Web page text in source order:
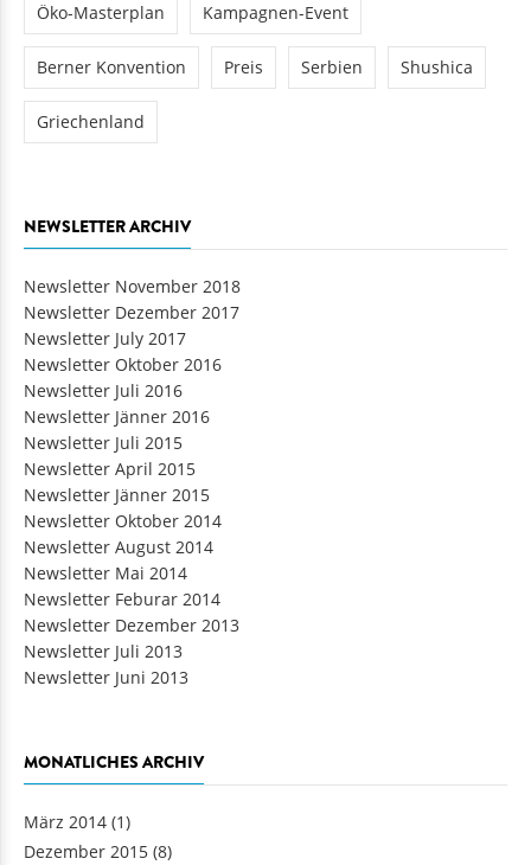
Öko-Masterplan Kampagnen-Event
Berner Konvention Preis Serbien Shushica
Griechenland
NEWSLETTER ARCHIV
Newsletter November 2018
Newsletter Dezember 2017
Newsletter July 2017
Newsletter Oktober 2016
Newsletter Juli 2016
Newsletter Jänner 2016
Newsletter Juli 2015
Newsletter April 2015
Newsletter Jänner 2015
Newsletter Oktober 2014
Newsletter August 2014
Newsletter Mai 2014
Newsletter Feburar 2014
Newsletter Dezember 2013
Newsletter Juli 2013
Newsletter Juni 2013
MONATLICHES ARCHIV
März 2014 (1)
Dezember 2015 (8)